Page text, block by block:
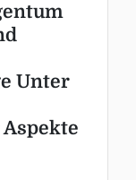
Unter